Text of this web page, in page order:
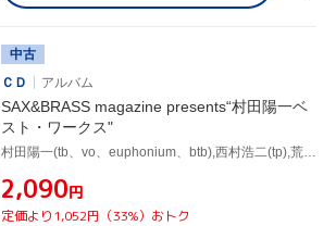
中古
ＣＤ
アルバム
SAX&BRASS magazine presents“村田陽一ベ
スト・ワークス"
村田陽一(tb、vo、euphonium、btb),西村浩二(tp),荒木敏男(tp),小池修(as),竹野昌邦(ts),山本拓夫(bs),佐藤潔(tub),村上“ポンタ"秀一(ds)
¥2,090円
定価より1,052円（33%）おトク